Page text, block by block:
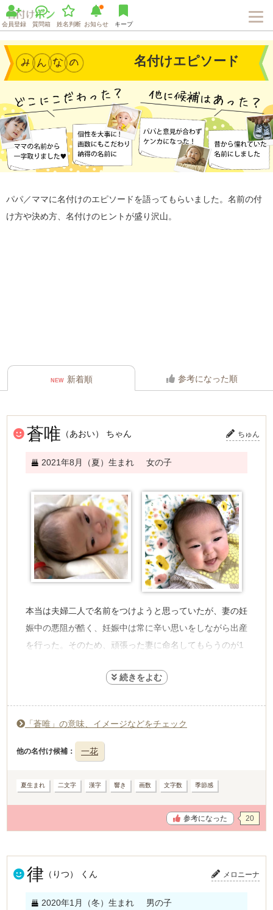
会員登録 質問箱 姓名判断 お知らせ キープ
名付けエピソード
パパ／ママに名付けのエピソードを語ってもらいました。名前の付
け方や決め方、名付けのヒントが盛り沢山。
新着順 参考になった順
蒼唯 （あおい） ちゃん ちゅん
2021年8月（夏）生まれ 女の子
本当は夫婦二人で名前をつけようと思っていたが、妻の妊
娠中の悪阻が酷く、妊娠中は常に辛い思いをしながら出産
を行った。そのため、頑張った妻に命名してもらうのが1
2人でどのような漢字にするかを画数などを見ながら検討
欲しいという願いを込めて蒼唯という名前にした。
「蒼唯」の意味、イメージなどをチェック
他の名付け候補 一花
夏生まれ 二文字 漢字 響き 画数 文字数 季節感
参考になった 20
律 （りつ） くん メロニーナ
2020年1月（冬）生まれ 男の子